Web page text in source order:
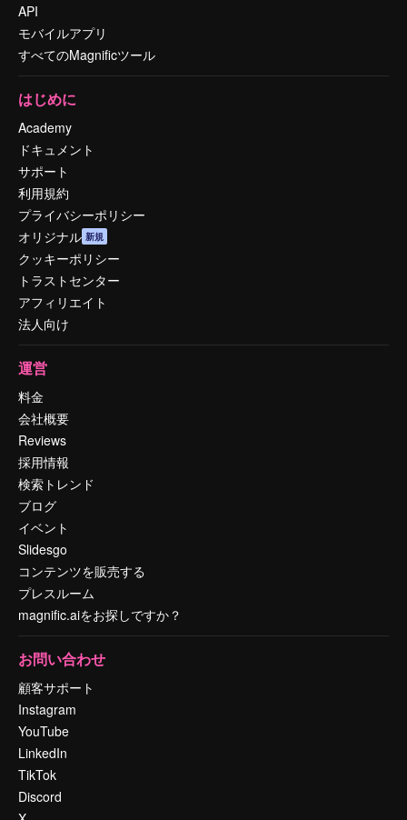
API
モバイルアプリ
すべてのMagnificツール
はじめに
Academy
ドキュメント
サポート
利用規約
プライバシーポリシー
オリジナル 新規
クッキーポリシー
トラストセンター
アフィリエイト
法人向け
運営
料金
会社概要
Reviews
採用情報
検索トレンド
ブログ
イベント
Slidesgo
コンテンツを販売する
プレスルーム
magnific.aiをお探しですか？
お問い合わせ
顧客サポート
Instagram
YouTube
LinkedIn
TikTok
Discord